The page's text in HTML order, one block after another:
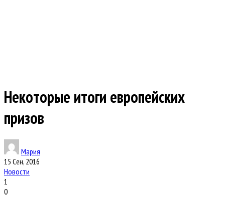
Некоторые итоги европейских
призов
Мария
15 Сен, 2016
Новости
1
0